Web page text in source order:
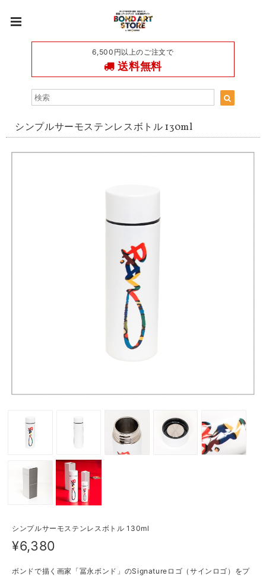
6,500円以上のご注文で
送料無料
シンプルサーモステンレスボトル 130ml
シンプルサーモステンレスボトル 130ml
¥6,380
ボンドで描く画家「冨永ボンド」のSignatureロゴ（サインロゴ）をプ